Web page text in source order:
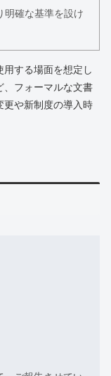
明確な基準を設け
する場面を想定し
、フォーマルな文書
更や新制度の導入時